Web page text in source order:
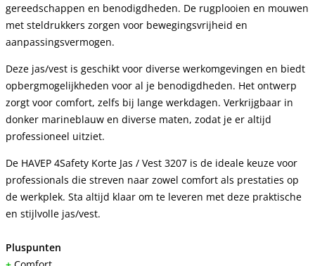
gereedschappen en benodigdheden. De rugplooien en mouwen
met steldrukkers zorgen voor bewegingsvrijheid en
aanpassingsvermogen.
Deze jas/vest is geschikt voor diverse werkomgevingen en biedt
opbergmogelijkheden voor al je benodigdheden. Het ontwerp
zorgt voor comfort, zelfs bij lange werkdagen. Verkrijgbaar in
donker marineblauw en diverse maten, zodat je er altijd
professioneel uitziet.
De HAVEP 4Safety Korte Jas / Vest 3207 is de ideale keuze voor
professionals die streven naar zowel comfort als prestaties op
de werkplek. Sta altijd klaar om te leveren met deze praktische
en stijlvolle jas/vest.
Pluspunten